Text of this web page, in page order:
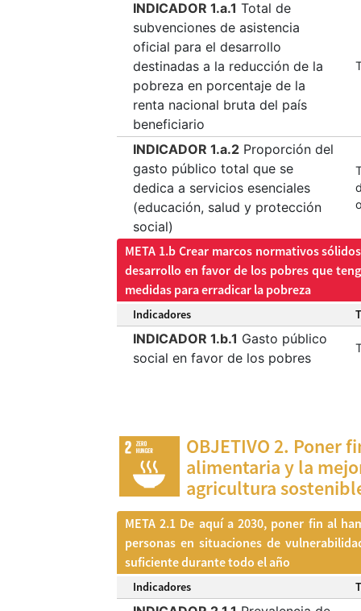
INDICADOR 1.a.1 Total de
subvenciones de asistencia
oficial para el desarrollo
destinadas a la reducción de la
pobreza en porcentaje de la
renta nacional bruta del país
beneficiario
INDICADOR 1.a.2 Proporción del
gasto público total que se
dedica a servicios esenciales
(educación, salud y protección
social)
META 1.b Crear marcos normativos
desarrollo en favor de los pobres que
medidas para erradicar la pobreza
Indicadores
INDICADOR 1.b.1 Gasto público
social en favor de los pobres
OBJETIVO 2. Poner
alimentaria y la
agricultura
META 2.1 De aquí a 2030, poner fin al
personas en situaciones de
suficiente durante todo el año
Indicadores